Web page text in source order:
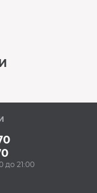
до 21:00